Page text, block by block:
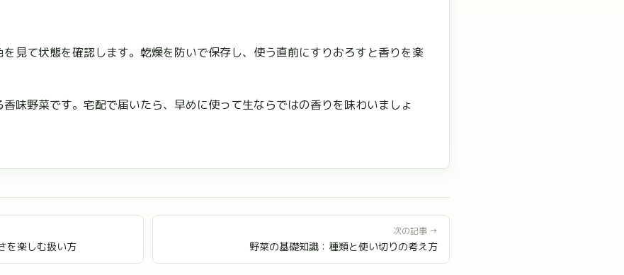
見て状態を確認します。乾燥を防いで保存し、使う直前にすりおろすと香りを楽
味野菜です。宅配で届いたら、早めに使って生ならではの香りを味わいましょ
を楽しむ扱い方
次の記事 →
野菜の基礎知識：種類と使い切りの考え方